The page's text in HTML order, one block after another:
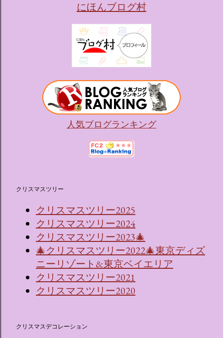
にほんブログ村
人気ブログランキング
クリスマスツリー
クリスマスツリー2025
クリスマスツリー2024
クリスマスツリー2023🎄
🎄クリスマスツリー2022🎄東京ディズ
ニーリゾート&東京ベイエリア
クリスマスツリー2021
クリスマスツリー2020
クリスマスデコレーション